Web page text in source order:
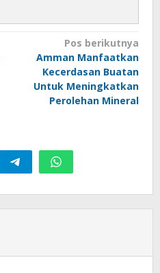
Pos berikutnya
Amman Manfaatkan
Kecerdasan Buatan
Untuk Meningkatkan
Perolehan Mineral